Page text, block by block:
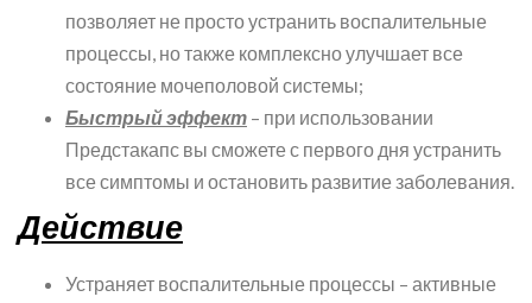
позволяет не просто устранить воспалительные
процессы, но также комплексно улучшает все
состояние мочеполовой системы;
Быстрый эффект – при использовании
Предстакапс вы сможете с первого дня устранить
все симптомы и остановить развитие заболевания.
Действие
Устраняет воспалительные процессы – активные